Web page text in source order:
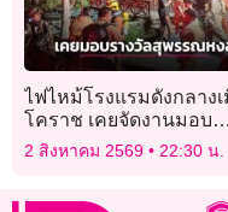
ไฟไหม้โรงแรมดังกลางเ
โคราช เคยจัดงานมอบ
รางวัลสุพรรณหงส์
2 สิงหาคม 2569 22:30 น.